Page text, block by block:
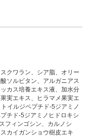
クワラン、シア脂、オリー
ソルビタン、アルガニアス
カス培養エキス液、加水分
実エキス、ヒラマメ果実エ
イルジペプチド-5ジアミノ
チド-5ジアミノヒドロキシ
フィンゴシン、カルノシ
カイガンショウ樹皮エキ